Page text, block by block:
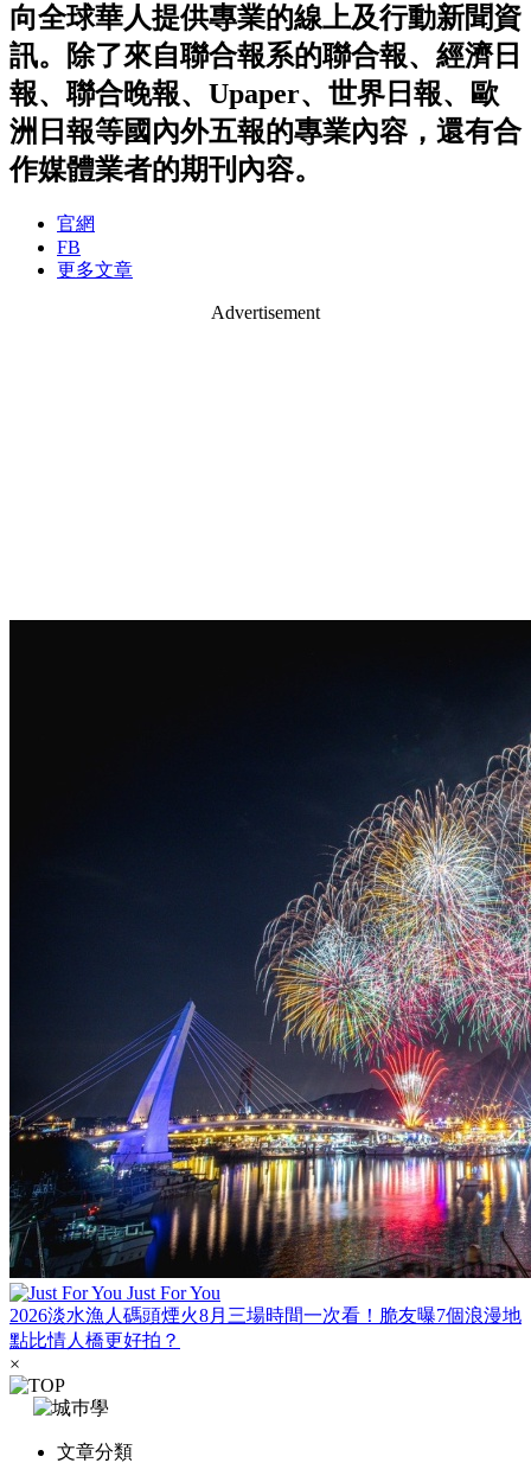
向全球華人提供專業的線上及行動新聞資
訊。除了來自聯合報系的聯合報、經濟日
報、聯合晚報、Upaper、世界日報、歐
洲日報等國內外五報的專業內容，還有合
作媒體業者的期刊內容。
官網
FB
更多文章
Advertisement
Just For You
2026淡水漁人碼頭煙火8月三場時間一次看！脆友曝7個浪漫地
點比情人橋更好拍？
×
文章分類